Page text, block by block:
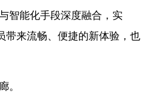
智能化手段深度融合，实
带来流畅、便捷的新体验，也
。